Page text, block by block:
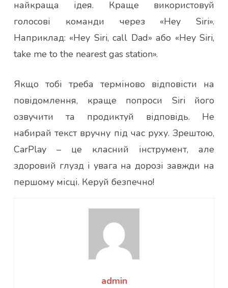
найкраща ідея. Краще використовуй
голосові команди через «Hey Siri».
Наприклад: «Hey Siri, call Dad» або «Hey Siri,
take me to the nearest gas station».
Якщо тобі треба терміново відповісти на
повідомлення, краще попроси Siri його
озвучити та продиктуй відповідь. Не
набирай текст вручну під час руху. Зрештою,
CarPlay – це класний інструмент, але
здоровий глузд і увага на дорозі завжди на
першому місці. Керуй безпечно!
admin